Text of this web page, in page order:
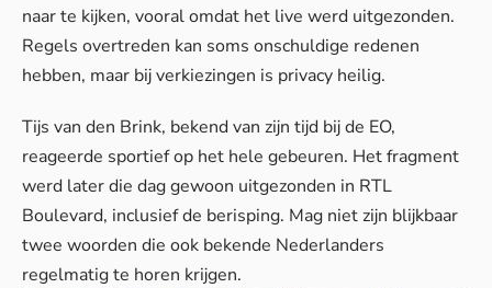
naar te kijken, vooral omdat het live werd uitgezonden.
Regels overtreden kan soms onschuldige redenen
hebben, maar bij verkiezingen is privacy heilig.
Tijs van den Brink, bekend van zijn tijd bij de EO,
reageerde sportief op het hele gebeuren. Het fragment
werd later die dag gewoon uitgezonden in RTL
Boulevard, inclusief de berisping. Mag nietzijn blijkbaar
twee woorden die ook bekende Nederlanders
regelmatig te horen krijgen.